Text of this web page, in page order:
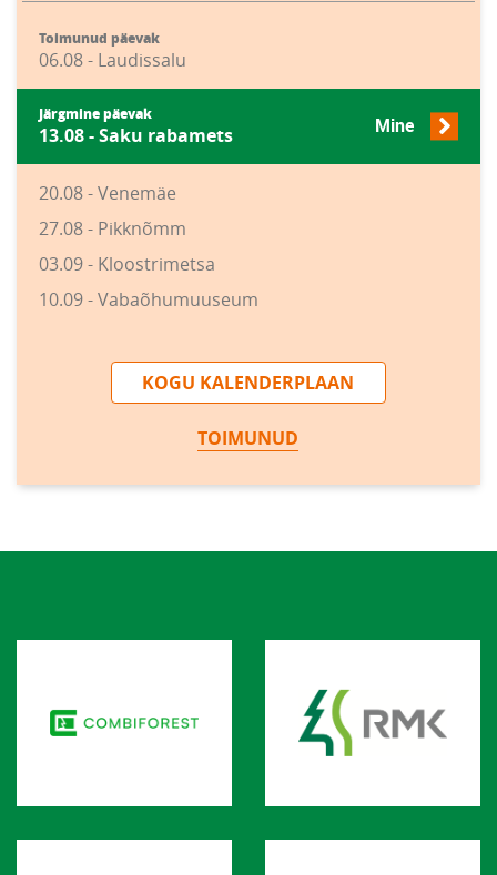
Toimunud päevak
06.08 - Laudissalu
Järgmine päevak
13.08 - Saku rabamets Mine
20.08 - Venemäe
27.08 - Pikknõmm
03.09 - Kloostrimetsa
10.09 - Vabaõhumuuseum
KOGU KALENDERPLAAN
TOIMUNUD